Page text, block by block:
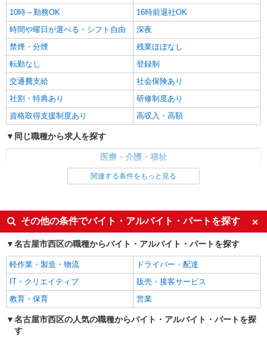
パート
パナソニック エイジフリーケアセンター名古屋上小田井
デイサービス／介護職／パート
時給1,206円〜1,270円 ※経験・能力・資格等
による 社会福祉士・介護福祉士 時給1,270円 その
他資格 時給1,206円 ※一律処遇改善加算含む 〇時
間外勤務手当 〇土日祝勤務手当 〇無事故無違反表
彰金 〇年末年始勤務手当
パナソニック エイジフリーケアセンター名古
屋上小田井 愛知県名古屋市西区中小田井4丁目
408-1
キープ 詳細を見る
パート
パナソニック エイジフリーケアセンター名古屋上小田井
ショートステイ／介護職／パート
他資格 時給1,206円 ※一律処遇改善加算含む 〇時
間外勤務手当 〇土日祝勤務手当 〇夜勤手当 〇深
夜勤務手当 〇無事故無違反表彰金 〇年末年始勤務
手当 〇早朝7:00〜8:00/夜間18:00〜20:00は時給
パナソニック エイジフリーケアセンター名古
屋上小田井 愛知県名古屋市西区中小田井4丁目
408-1
詳細を見る
パート
パナソニック エイジフリーケアセンター名古屋上小田井
ショートステイ／介護職／早出のみ
時給1,206円〜1,270円 ※経験・能力・資格等
10時～勤務OK
16時前退社OK
時間や曜日が選べる・シフト自由
深夜
禁煙・分煙
残業ほぼなし
転勤なし
登録制
交通費支給
社会保険あり
社割・特典あり
研修制度あり
資格取得支援制度あり
高収入・高額
同じ職種から求人を探す
医療・介護・福祉
未経験歓迎
ミドル（40代～）活躍中
週2～3日勤務OK
深夜
交通費支給
社会保険あり
関連する条件をもっと見る
その他の条件でバイト・アルバイト・パートを探す
名古屋市西区の職種からバイト・アルバイト・パートを探す
軽作業・製造・物流
ドライバー・配達
IT・クリエイティブ
販売・接客サービス
教育・保育
営業
名古屋市西区の人気の職種からバイト・アルバイト・パートを探
す